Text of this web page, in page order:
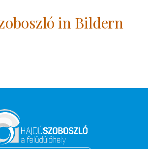
in Bildern